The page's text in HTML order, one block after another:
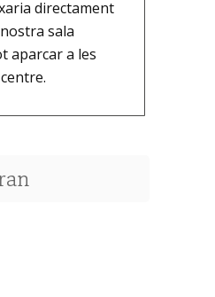
directament
sala
aparcar a les